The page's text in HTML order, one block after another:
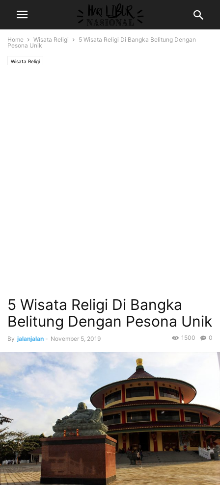
Home Wisata Religi
5 Wisata Religi Di Bangka Belitung Dengan
Pesona Unik
Wisata Religi
5 Wisata Religi Di Bangka
Belitung Dengan Pesona Unik
By jalanjalan - November 5, 2019 0
1500